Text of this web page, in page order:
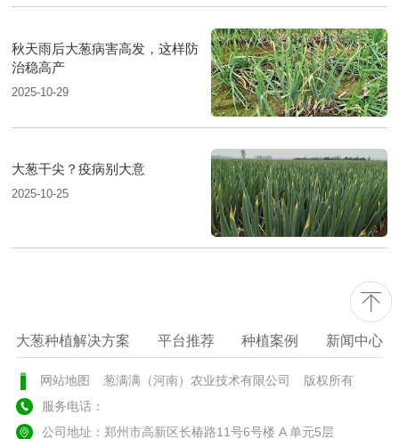
秋天雨后大葱病害高发，这样防
治稳高产
2025-10-29
大葱干尖？疫病别大意
2025-10-25
大葱种植解决方案 平台推荐 种植案例 新闻中心
网站地图 葱满满（河南）农业技术有限公司
版权所有
服务电话：
公司地址：郑州市高新区长椿路11号6号楼 A 单元5层